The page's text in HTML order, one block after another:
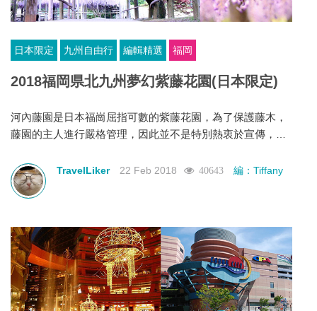
日本限定 九州自由行 編輯精選 福岡
2018福岡県北九州夢幻紫藤花園(日本限定)
河內藤園是日本福崗屈指可數的紫藤花園，為了保護藤木，
藤園的主人進行嚴格管理，因此並不是特別熱衷於宣傳，吸
園，快來感受步行於花紫藤隧道和圓頂紫藤之下。
TravelLiker 22 Feb 2018 40643 編：Tiffany